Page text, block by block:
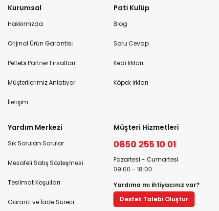
Kurumsal
Hakkımızda
Orijinal Ürün Garantisi
Petlebi Partner Fırsatları
Müşterilerimiz Anlatıyor
İletişim
Pati Kulüp
Blog
Soru Cevap
Kedi Irkları
Köpek Irkları
Yardım Merkezi
Sık Sorulan Sorular
Mesafeli Satış Sözleşmesi
Teslimat Koşulları
Garanti ve İade Süreci
Müşteri Hizmetleri
0850 255 10 01
Pazartesi - Cumartesi
09:00 - 18:00
Yardıma mı ihtiyacınız var?
Destek Talebi Oluştur